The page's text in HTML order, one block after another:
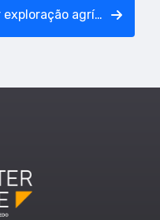
Agricultor responsável por exploração agrícola